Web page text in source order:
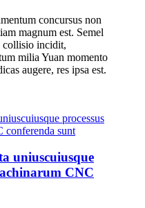
concursus non
magnum est. Semel
collisio incidit,
milia Yuan momento
augere, res ipsa est.
uniuscuiusque
CNC